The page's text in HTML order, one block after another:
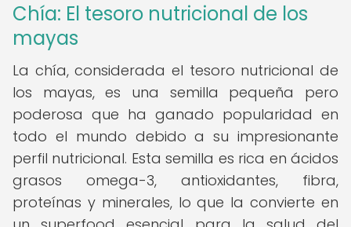
Chía: El tesoro nutricional de los
mayas
La chía, considerada el tesoro nutricional de
los mayas, es una semilla pequeña pero
poderosa que ha ganado popularidad en
todo el mundo debido a su impresionante
perfil nutricional. Esta semilla es rica en ácidos
grasos omega-3, antioxidantes, fibra,
proteínas y minerales, lo que la convierte en